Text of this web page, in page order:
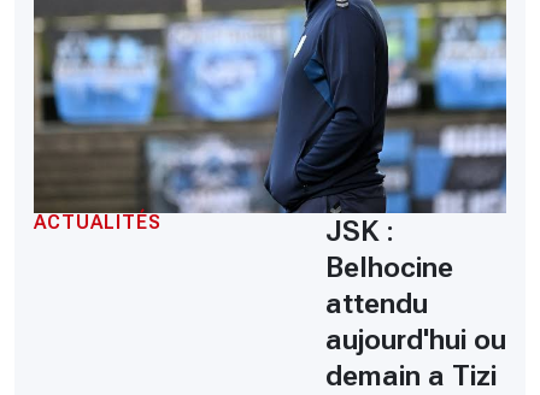
ACTUALITÉS
JSK :
Belhocine
attendu
aujourd'hui ou
demain a Tizi